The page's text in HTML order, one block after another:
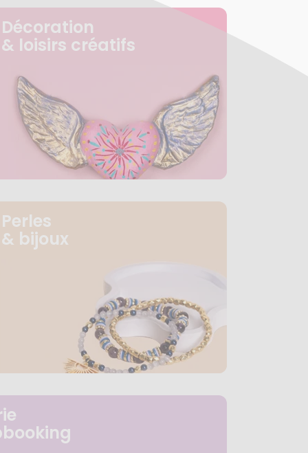
Décoration
& loisirs créatifs
Perles
& bijoux